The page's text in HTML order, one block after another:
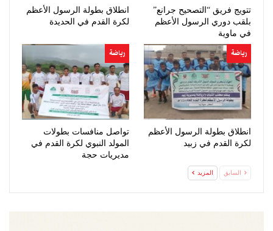
تتويج فريق “التصحيح جرانع”
بلقب دوري الرسول الأعظم
في ماوية
انطلاق بطولة الرسول الأعظم
لكرة القدم في الحديدة
رياضة
انطلاق بطولة الرسول الأعظم
لكرة القدم في زبيد
رياضة
تواصل منافسات بطولات
المولد النبوي لكرة القدم في
مديريات حجة
السابق المزيد